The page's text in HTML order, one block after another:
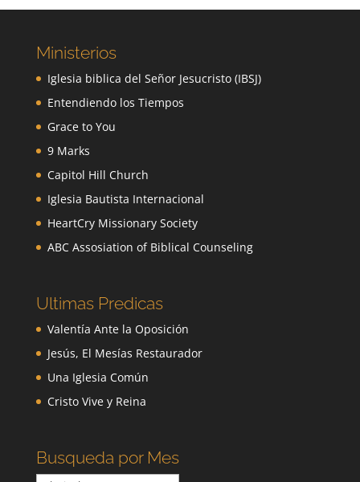
Ministerios
Iglesia biblica del Señor Jesucristo (IBSJ)
Entendiendo los Tiempos
Grace to You
9 Marks
Capitol Hill Church
Iglesia Bautista Internacional
HeartCry Missionary Society
ABC Assosiation of Biblical Counseling
Ultimas Predicas
Valentía Ante la Oposición
Jesús, El Mesías Restaurador
Una Iglesia Común
Cristo Vive y Reina
Busqueda por Mes